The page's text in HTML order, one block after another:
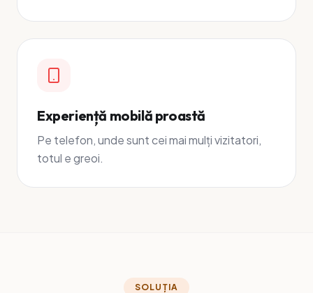
Experiență mobilă proastă
Pe telefon, unde sunt cei mai mulți vizitatori,
totul e greoi.
SOLUȚIA